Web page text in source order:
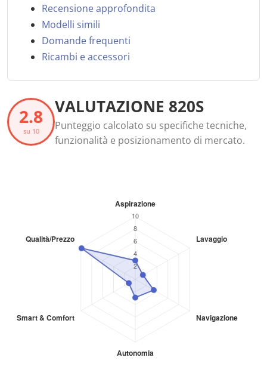
Recensione approfondita
Modelli simili
Domande frequenti
Ricambi e accessori
2.8
su 10
VALUTAZIONE 820S
Punteggio calcolato su specifiche tecniche,
funzionalità e posizionamento di mercato.